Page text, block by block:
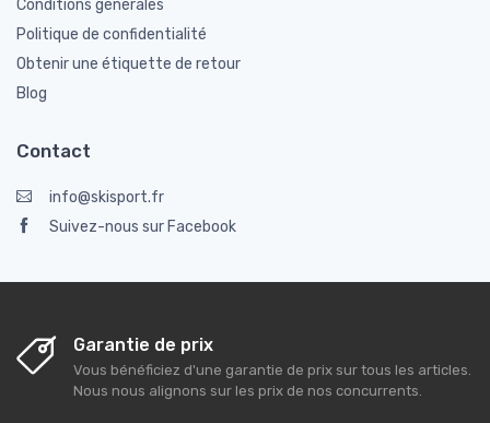
Conditions générales
Politique de confidentialité
Obtenir une étiquette de retour
Blog
Contact
info@skisport.fr
Suivez-nous sur Facebook
Garantie de prix
Vous bénéficiez d'une garantie de prix sur tous les articles.
Nous nous alignons sur les prix de nos concurrents.